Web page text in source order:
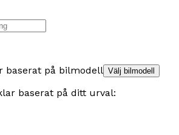
baserat på bilmodell Välj bilmodell
baserat på ditt urval: